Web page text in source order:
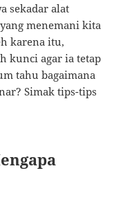
sekadar alat
menemani kita
karena itu,
kunci agar ia tetap
tahu bagaimana
Simak tips-tips